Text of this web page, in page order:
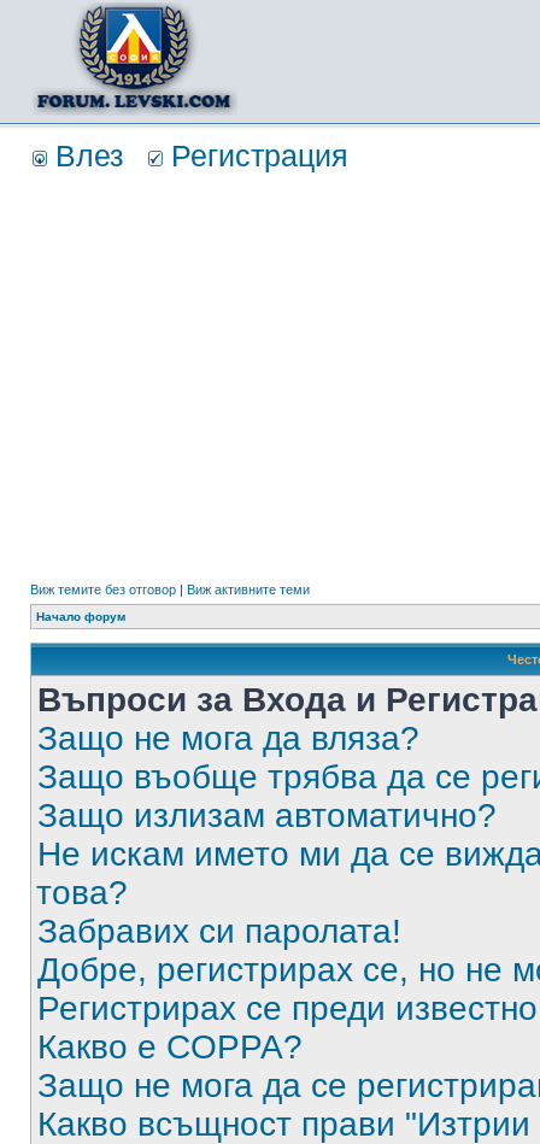
Влез Регистрация
Виж темите без отговор | Виж активните теми
Начало форум
Въпроси за Входа и
Защо не мога да вляза?
Защо въобще трябва да се
Защо излизам автоматично?
Не искам името ми да се
това?
Забравих си паролата!
Добре, регистрирах се, но не
Регистрирах се преди
Какво е COPPA?
Защо не мога да се
Какво всъщност прави "Изтрии